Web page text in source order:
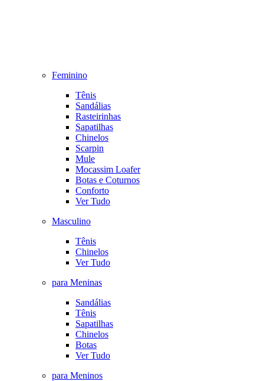
Feminino
Tênis
Sandálias
Rasteirinhas
Sapatilhas
Chinelos
Scarpin
Mule
Mocassim Loafer
Botas e Coturnos
Conforto
Ver Tudo
Masculino
Tênis
Chinelos
Ver Tudo
para Meninas
Sandálias
Tênis
Sapatilhas
Chinelos
Botas
Ver Tudo
para Meninos